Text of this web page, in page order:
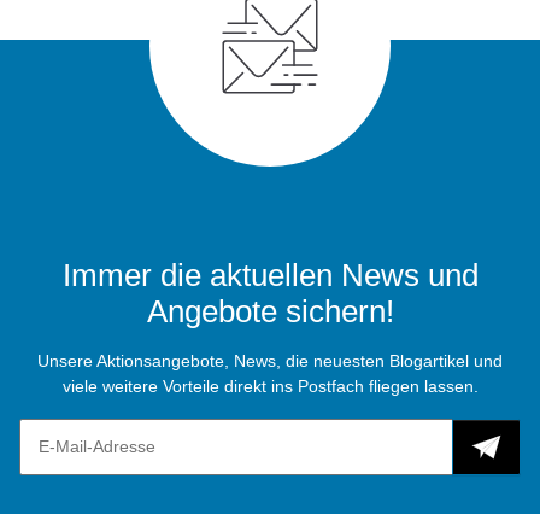
Immer die aktuellen News und
Angebote sichern!
Unsere Aktionsangebote, News, die neuesten Blogartikel und
viele weitere Vorteile direkt ins Postfach fliegen lassen.